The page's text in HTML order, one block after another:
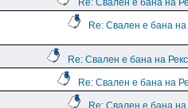
Re: Свален е бана на
Re: Свален е бана на
Re: Свален е бана на
Re: Свален е бана на
Re: Свален е бана на